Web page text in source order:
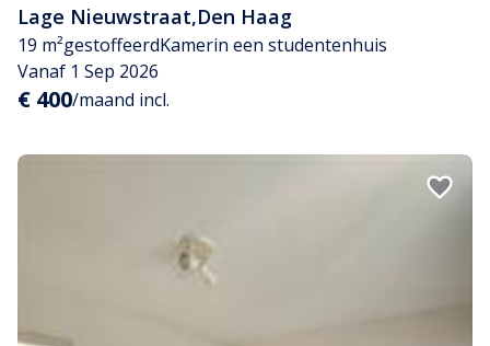
Lage Nieuwstraat,Den Haag
19 m²gestoffeerdKamerin een studentenhuis
Vanaf 1 Sep 2026
€ 400/maand incl.